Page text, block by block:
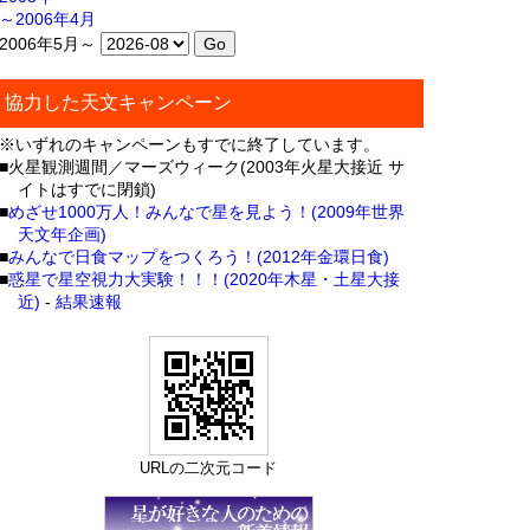
～2006年4月
2006年5月～
協力した天文キャンペーン
※いずれのキャンペーンもすでに終了しています。
■火星観測週間／マーズウィーク(2003年火星大接近 サ
イトはすでに閉鎖)
■めざせ1000万人！みんなで星を見よう！(2009年世界
天文年企画)
■みんなで日食マップをつくろう！(2012年金環日食)
■惑星で星空視力大実験！！！(2020年木星・土星大接
近) -結果速報
URLの二次元コード